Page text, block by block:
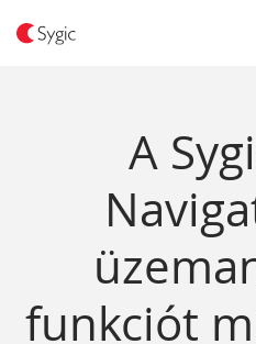
A
funkciót